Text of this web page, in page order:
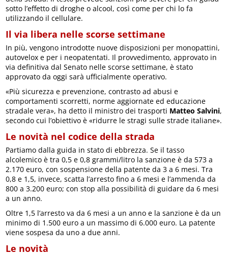
sotto l’effetto di droghe o alcool, così come per chi lo fa
utilizzando il cellulare.
Il via libera nelle scorse settimane
In più, vengono introdotte nuove disposizioni per monopattini,
autovelox e per i neopatentati. Il provvedimento, approvato in
via definitiva dal Senato nelle scorse settimane, è stato
approvato da oggi sarà ufficialmente operativo.
«Più sicurezza e prevenzione, contrasto ad abusi e
comportamenti scorretti, norme aggiornate ed educazione
stradale vera», ha detto il ministro dei trasporti Matteo Salvini,
secondo cui l’obiettivo è «ridurre le stragi sulle strade italiane».
Le novità nel codice della strada
Partiamo dalla guida in stato di ebbrezza. Se il tasso
alcolemico è tra 0,5 e 0,8 grammi/litro la sanzione è da 573 a
2.170 euro, con sospensione della patente da 3 a 6 mesi. Tra
0,8 e 1,5, invece, scatta l’arresto fino a 6 mesi e l’ammenda da
800 a 3.200 euro; con stop alla possibilità di guidare da 6 mesi
a un anno.
Oltre 1,5 l’arresto va da 6 mesi a un anno e la sanzione è da un
minimo di 1.500 euro a un massimo di 6.000 euro. La patente
viene sospesa da uno a due anni.
Le novità